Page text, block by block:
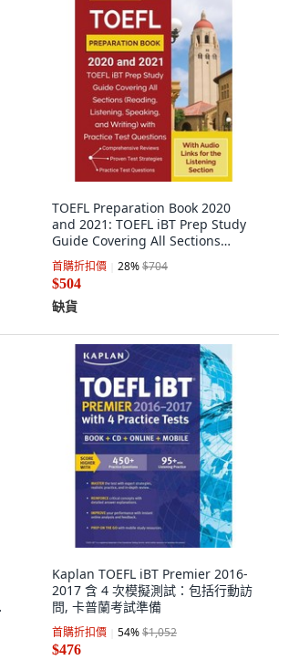
TOEFL Preparation Book 2020
and 2021: TOEFL iBT Prep Study
Guide Covering All Sections
(Reading Lis... 平裝版, Test Prep
Books, 英文
首購折扣價 28%$704
$504
缺貨
Kaplan TOEFL iBT Premier 2016-
2017 含 4 次模擬測試：包括行動訪
問, 卡普蘭考試準備
首購折扣價 54%$1,052
$476